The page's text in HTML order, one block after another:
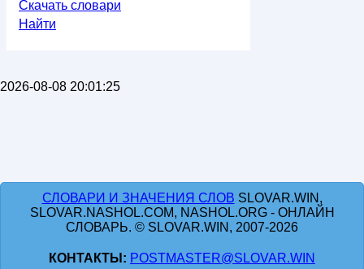
Скачать словари
Найти
2026-08-08 20:01:25
СЛОВАРИ И ЗНАЧЕНИЯ СЛОВ SLOVAR.WIN,
SLOVAR.NASHOL.COM, NASHOL.ORG - ОНЛАЙН
СЛОВАРЬ. © SLOVAR.WIN, 2007-2026
КОНТАКТЫ: POSTMASTER@SLOVAR.WIN